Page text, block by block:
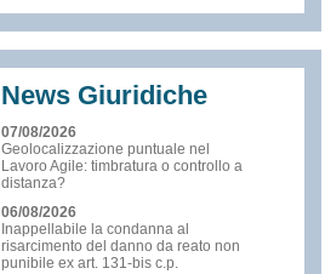
News Giuridiche
07/08/2026
Geolocalizzazione puntuale nel
Lavoro Agile: timbratura o controllo a
distanza?
06/08/2026
Inappellabile la condanna al
risarcimento del danno da reato non
punibile ex art. 131-bis c.p.